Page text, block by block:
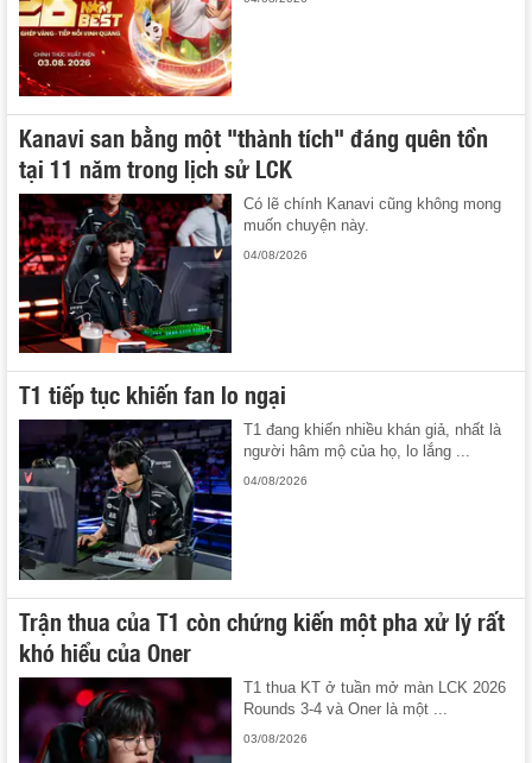
Kanavi san bằng một "thành tích" đáng quên tồn
tại 11 năm trong lịch sử LCK
Có lẽ chính Kanavi cũng không mong
muốn chuyện này.
04/08/2026
T1 tiếp tục khiến fan lo ngại
T1 đang khiến nhiều khán giả, nhất là
người hâm mộ của họ, lo lắng ...
04/08/2026
Trận thua của T1 còn chứng kiến một pha xử lý rất
khó hiểu của Oner
T1 thua KT ở tuần mở màn LCK 2026
Rounds 3-4 và Oner là một ...
03/08/2026